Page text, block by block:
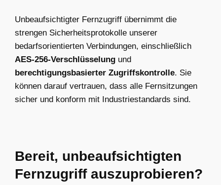
Unbeaufsichtigter Fernzugriff übernimmt die
strengen Sicherheitsprotokolle unserer
bedarfsorientierten Verbindungen, einschließlich
AES-256-Verschlüsselung und
berechtigungsbasierter Zugriffskontrolle. Sie
können darauf vertrauen, dass alle Fernsitzungen
sicher und konform mit Industriestandards sind.
Bereit, unbeaufsichtigten
Fernzugriff auszuprobieren?